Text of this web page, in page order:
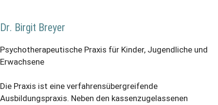
Dr. Birgit Breyer
Psychotherapeutische Praxis für Kinder, Jugendliche und
Erwachsene
Die Praxis ist eine verfahrensübergreifende
Ausbildungspraxis. Neben den kassenzugelassenen